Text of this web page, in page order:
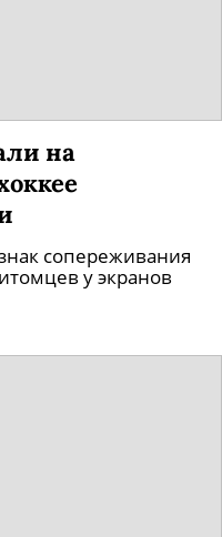
на
сопереживания
у экранов